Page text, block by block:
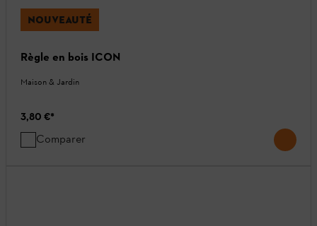
NOUVEAUTÉ
Règle en bois ICON
Maison & Jardin
3,80 €*
Comparer